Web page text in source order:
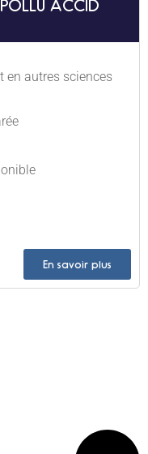
POLLU ACCID
en autres sciences
En savoir plus